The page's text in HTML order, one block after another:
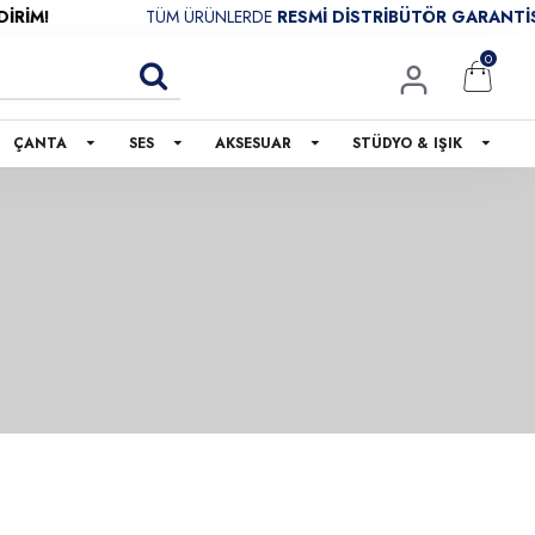
TÜM ÜRÜNLERDERESMİ DİSTRİBÜTÖR GARANTİSİ
0
ÇANTA SES AKSESUAR STÜDYO & IŞIK